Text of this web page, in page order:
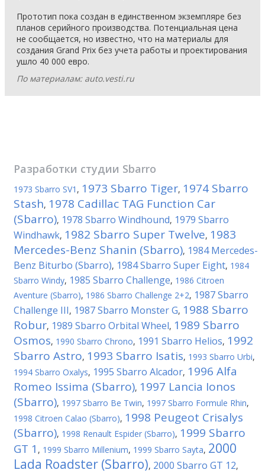
Прототип пока создан в единственном экземпляре без
планов серийного производства. Потенциальная цена
не сообщается, но известно, что на материалы для
создания Grand Prix без учета работы и проектирования
ушло 40 000 евро.
По материалам: auto.vesti.ru
Разработки студии Sbarro
1973 Sbarro SV1 , 1973 Sbarro Tiger, 1974 Sbarro
Stash, 1978 Cadillac TAG Function Car
(Sbarro), 1978 Sbarro Windhound, 1979 Sbarro
Windhawk, 1982 Sbarro Super Twelve, 1983
Mercedes-Benz Shanin (Sbarro), 1984 Mercedes-
Benz Biturbo (Sbarro), 1984 Sbarro Super Eight, 1984
Sbarro Windy, 1985 Sbarro Challenge, 1986 Citroen
Aventure (Sbarro), 1986 Sbarro Challenge 2+2, 1987 Sbarro
Challenge III, 1987 Sbarro Monster G, 1988 Sbarro
Robur, 1989 Sbarro Orbital Wheel, 1989 Sbarro
Osmos, 1990 Sbarro Chrono, 1991 Sbarro Helios, 1992
Sbarro Astro, 1993 Sbarro Isatis, 1993 Sbarro Urbi,
1994 Sbarro Oxalys, 1995 Sbarro Alcador, 1996 Alfa
Romeo Issima (Sbarro), 1997 Lancia Ionos
(Sbarro), 1997 Sbarro Be Twin, 1997 Sbarro Formule Rhin,
1998 Citroen Calao (Sbarro), 1998 Peugeot Crisalys
(Sbarro), 1998 Renault Espider (Sbarro), 1999 Sbarro
GT 1 , 1999 Sbarro Millenium, 1999 Sbarro Sayta, 2000
Lada Roadster (Sbarro), 2000 Sbarro GT 12,